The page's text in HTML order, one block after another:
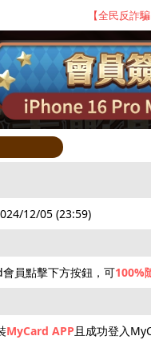
【全民反詐騙
12/05 (23:59)
員點擊下方按鈕，可100%
MyCard APP且成功登入